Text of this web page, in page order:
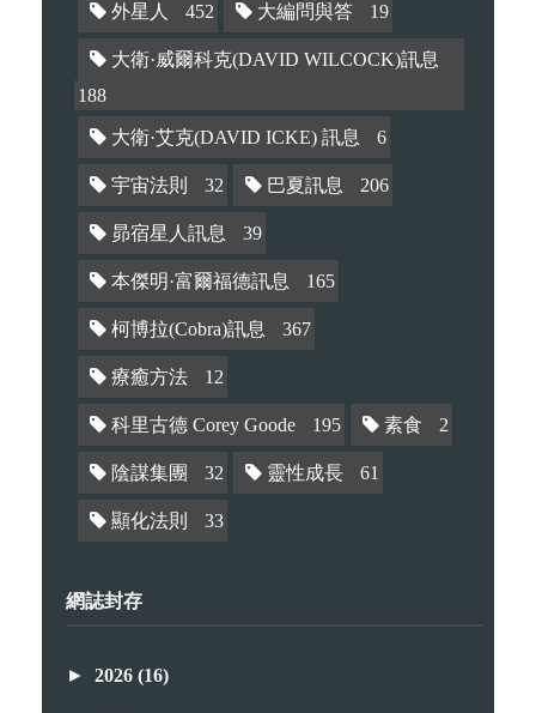
外星人 452 大編問與答 19
大衛·威爾科克(DAVID WILCOCK)訊息
188
大衛·艾克(DAVID ICKE) 訊息 6
宇宙法則 32 巴夏訊息 206
昴宿星人訊息 39
本傑明·富爾福德訊息 165
柯博拉(Cobra)訊息 367
療癒方法 12
科里古德 Corey Goode 195 素食 2
陰謀集團 32 靈性成長 61
顯化法則 33
網誌封存
► 2026 (16)